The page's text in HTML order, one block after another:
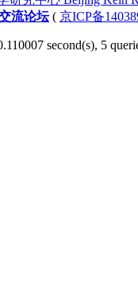
流论坛( 京ICP备
second(s), 5